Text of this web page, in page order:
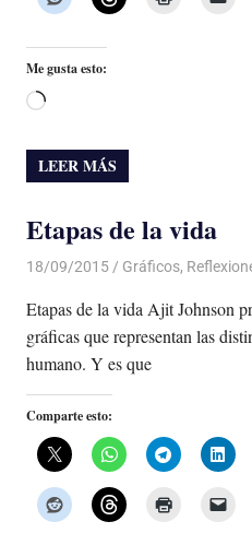
Me gusta esto:
Cargando...
LEER MÁS
Etapas de la vida
18/09/2015 Luis Castellanos
Gráficos,
Etapas de la vida Ajit Johnson
gráficas que representan las
humano. Y es que
Comparte esto: